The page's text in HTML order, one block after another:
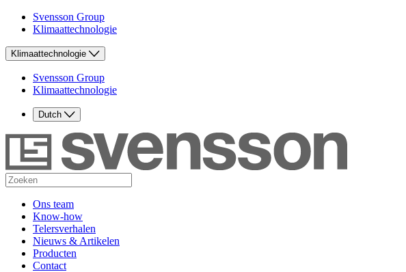
Svensson Group
Klimaattechnologie
Klimaattechnologie
Svensson Group
Klimaattechnologie
Dutch
Ons team
Know-how
Telersverhalen
Nieuws & Artikelen
Producten
Contact